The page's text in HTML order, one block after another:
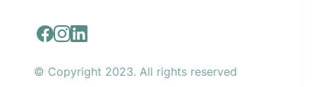
© Copyright 2023. All rights reserved